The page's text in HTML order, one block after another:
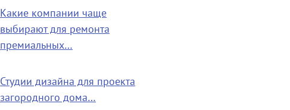
Какие компании чаще
выбирают для ремонта
премиальных…
Студии дизайна для проекта
загородного дома…